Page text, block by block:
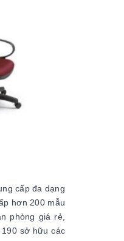
cấp đa dạng
hơn 200 mẫu
phòng giá rẻ,
sở hữu các